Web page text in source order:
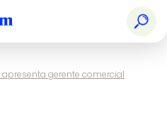
gerente comercial